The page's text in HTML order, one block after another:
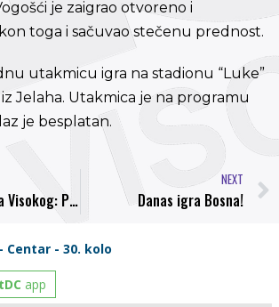
je zaigrao otvoreno i
toga i sačuvao stečenu prednost.
utakmicu igra na stadionu “Luke”
Jelaha. Utakmica je na programu
je besplatan.
(VIDEO) Istorija Visokog: Prijateljski meč FK “Bosna” – Jugoslavija 1:0
NEXT
Danas igra Bosna!